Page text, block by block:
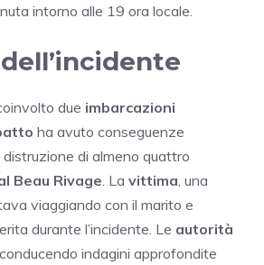
intorno alle 19 ora locale.
due imbarcazioni
ha avuto conseguenze
di almeno quattro
Beau Rivage . La vittima , una
viaggiando con il marito e
durante l’incidente. Le autorità
indagini approfondite